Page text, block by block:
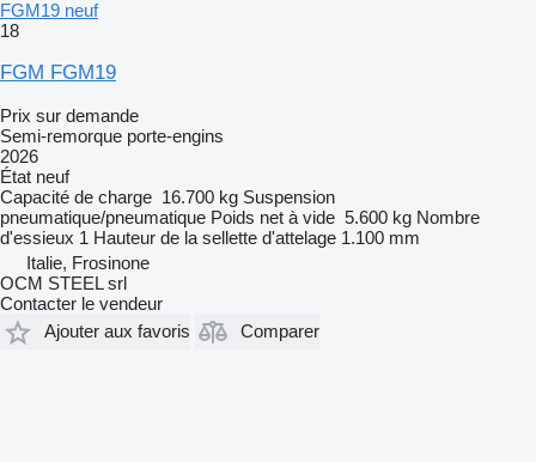
FGM19 neuf
18
FGM FGM19
Prix sur demande
Semi-remorque porte-engins
2026
État neuf
Capacité de charge 16.700 kg Suspension
pneumatique/pneumatique Poids net à vide 5.600 kg Nombre
d'essieux 1 Hauteur de la sellette d'attelage 1.100 mm
Italie, Frosinone
OCM STEEL srl
Contacter le vendeur
Ajouter aux favoris
Comparer